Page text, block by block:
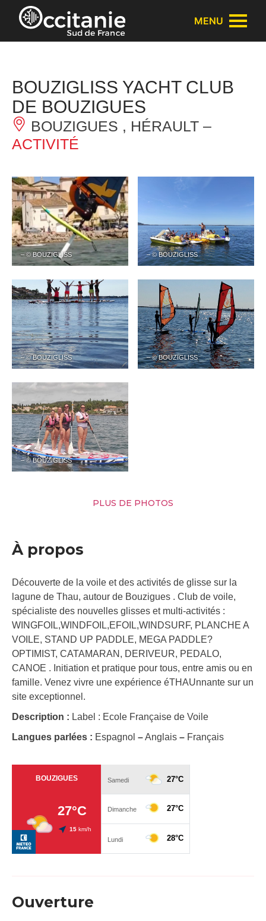
Panneau de gestion des cookies
MENU
BOUZIGLISS YACHT CLUB
DE BOUZIGUES
BOUZIGUES , HÉRAULT –
ACTIVITÉ
– © BOUZIGLISS – © BOUZIGLISS
– © BOUZIGLISS – © BOUZIGLISS
– © BOUZIGLISS
PLUS DE PHOTOS
À propos
Découverte de la voile et des activités de glisse sur la
lagune de Thau, autour de Bouzigues . Club de voile,
spécialiste des nouvelles glisses et multi-activités :
WINGFOIL,WINDFOIL,EFOIL,WINDSURF, PLANCHE A
VOILE, STAND UP PADDLE, MEGA PADDLE?
OPTIMIST, CATAMARAN, DERIVEUR, PEDALO,
CANOE . Initiation et pratique pour tous, entre amis ou en
famille. Venez vivre une expérience éTHAUnnante sur un
site exceptionnel.
Description : Label : Ecole Française de Voile
Langues parlées : Espagnol –Anglais – Français
Ouverture